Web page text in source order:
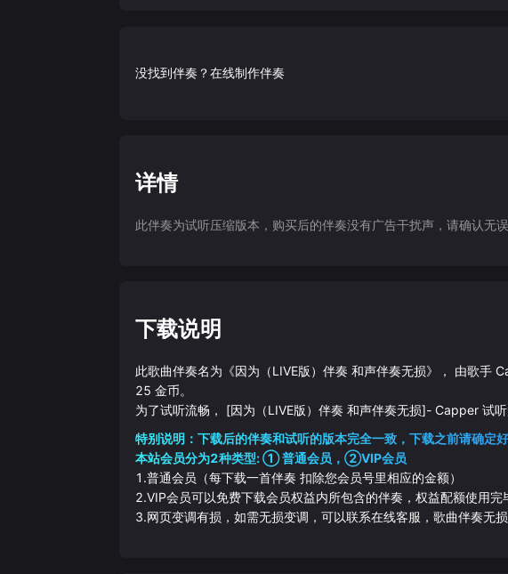
没找到伴奏？在线制作伴奏
详情
此伴奏为试听压缩版本，购买后的伴奏没有广告干扰声，请确认
下载说明
此歌曲伴奏名为《因为（LIVE版）伴奏 和声伴奏无损》， 由歌手
25 金币。
为了试听流畅， [因为（LIVE版）伴奏 和声伴奏无损]- Capper 试
特别说明：下载后的伴奏和试听的版本完全一致，下载之前请确定
本站会员分为2种类型: ① 普通会员，②VIP会员
1.普通会员（每下载一首伴奏 扣除您会员号里相应的金额）
2.VIP会员可以免费下载会员权益内所包含的伴奏，权益配额使用完
3.网页变调有损，如需无损变调，可以联系在线客服，歌曲伴奏无